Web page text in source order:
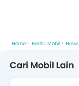
Home Berita Mobil News
Cari Mobil Lain